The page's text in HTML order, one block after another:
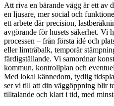
Att riva en bärande vägg är ett av
en ljusare, mer social och
ett arbete där precision,
avgörande för husets säkerhet. Vi
processen – från första idé och
eller limträbalk, temporär
färdigställande. Vi samordnar
kommun, kontrollplan och
Med lokal kännedom, tydlig
ser vi till att din väggöppning blir
tilltalande och klart i tid, med